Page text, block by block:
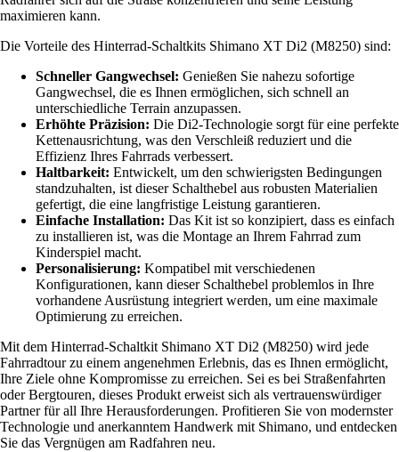
maximieren kann.
Die Vorteile des Hinterrad-Schaltkits Shimano XT Di2 (M8250) sind:
Schneller Gangwechsel: Genießen Sie nahezu sofortige
Gangwechsel, die es Ihnen ermöglichen, sich schnell an
unterschiedliche Terrain anzupassen.
Erhöhte Präzision: Die Di2-Technologie sorgt für eine perfekte
Kettenausrichtung, was den Verschleiß reduziert und die
Effizienz Ihres Fahrrads verbessert.
Haltbarkeit: Entwickelt, um den schwierigsten Bedingungen
standzuhalten, ist dieser Schalthebel aus robusten Materialien
gefertigt, die eine langfristige Leistung garantieren.
Einfache Installation: Das Kit ist so konzipiert, dass es einfach
zu installieren ist, was die Montage an Ihrem Fahrrad zum
Kinderspiel macht.
Personalisierung: Kompatibel mit verschiedenen
Konfigurationen, kann dieser Schalthebel problemlos in Ihre
vorhandene Ausrüstung integriert werden, um eine maximale
Optimierung zu erreichen.
Mit dem Hinterrad-Schaltkit Shimano XT Di2 (M8250) wird jede
Fahrradtour zu einem angenehmen Erlebnis, das es Ihnen ermöglicht,
Ihre Ziele ohne Kompromisse zu erreichen. Sei es bei Straßenfahrten
oder Bergtouren, dieses Produkt erweist sich als vertrauenswürdiger
Partner für all Ihre Herausforderungen. Profitieren Sie von modernster
Technologie und anerkanntem Handwerk mit Shimano, und entdecken
Sie das Vergnügen am Radfahren neu.